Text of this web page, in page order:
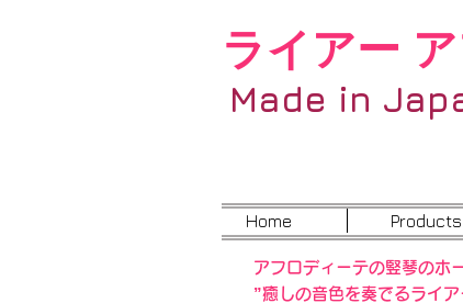
ライアー
Made in
Home Products
アフロディーテの竪琴のホ
”癒しの音色を奏でるライ